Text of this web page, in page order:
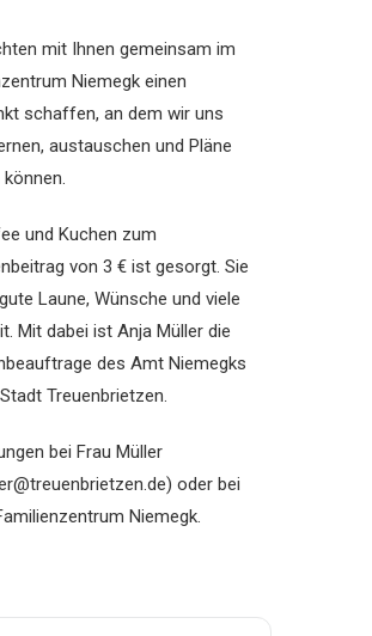
mit Ihnen gemeinsam im
Niemegk einen
schaffen, an dem wir uns
austauschen und Pläne
und Kuchen zum
von 3 € ist gesorgt. Sie
Laune, Wünsche und viele
Mit dabei ist Anja Müller die
des Amt Niemegks
Treuenbrietzen.
bei Frau Müller
oder bei
Niemegk.